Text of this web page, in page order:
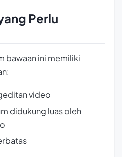
Perlu
bawaan ini memiliki
video
didukung luas oleh